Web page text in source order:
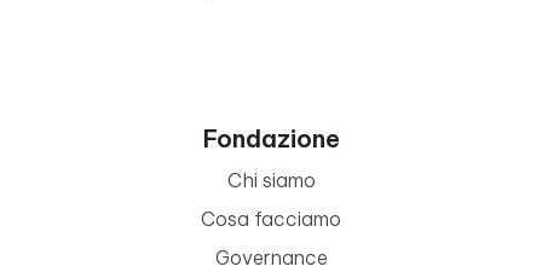
Fondazione
Chi siamo
Cosa facciamo
Governance